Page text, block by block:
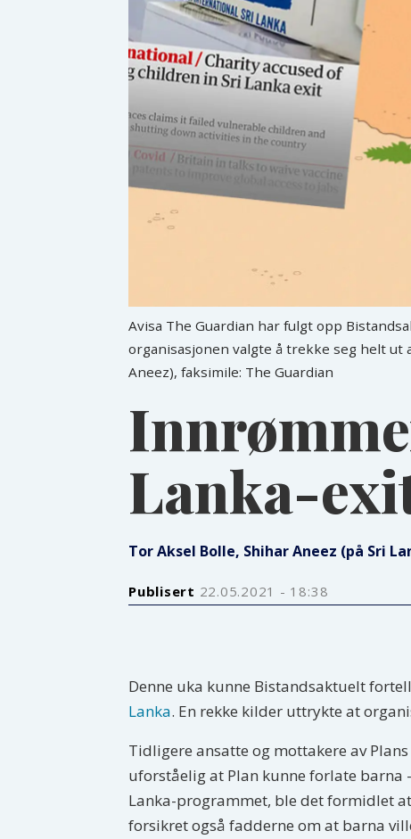
Avisa The Guardian har fulgt opp
organisasjonen valgte å trekke seg helt ut
Aneez), faksimile: The Guardian
Lanka-
Tor Aksel Bolle, Shihar Aneez (på Sri
Publisert 22.05.2021 - 18:38
Denne uka kunne Bistandsaktuelt
Lanka. En rekke kilder uttrykte at
Tidligere ansatte og mottakere av
uforståelig at Plan kunne forlate barna
Lanka-programmet, ble det formidlet
forsikret også fadderne om at barna